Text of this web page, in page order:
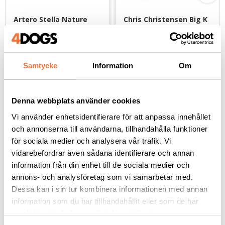
Samtycke Information Om
Denna webbplats använder cookies
Vi använder enhetsidentifierare för att anpassa innehållet
och annonserna till användarna, tillhandahålla funktioner
för sociala medier och analysera vår trafik. Vi
vidarebefordrar även sådana identifierare och annan
information från din enhet till de sociala medier och
annons- och analysföretag som vi samarbetar med.
Dessa kan i sin tur kombinera informationen med annan
information som du har tillhandahållit eller som de har
samlat in när du har använt deras tjänster.
Artero Stella Nature
karda - medium
Mycket mjuk och skonsam
Chris Christensen Big K
Böjd karda med extra långa, glesa stift
Andra köpte även